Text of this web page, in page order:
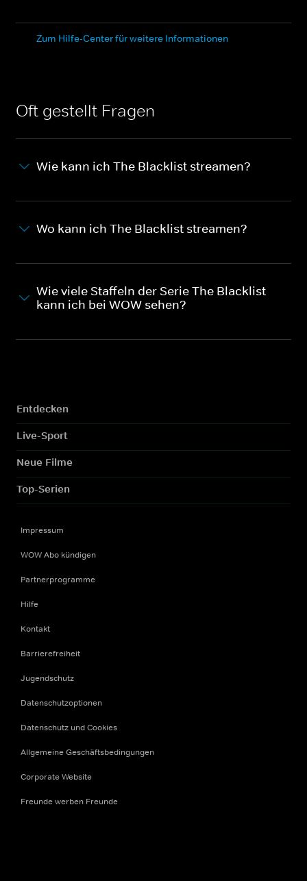
Zum Hilfe-Center für weitere Informationen
Oft gestellt Fragen
Wie kann ich The Blacklist streamen?
Wo kann ich The Blacklist streamen?
Wie viele Staffeln der Serie The Blacklist
kann ich bei WOW sehen?
Entdecken
Live-Sport
Neue Filme
Top-Serien
Impressum
WOW Abo kündigen
Partnerprogramme
Hilfe
Kontakt
Barrierefreiheit
Jugendschutz
Datenschutzoptionen
Datenschutz und Cookies
Allgemeine Geschäftsbedingungen
Corporate Website
Freunde werben Freunde